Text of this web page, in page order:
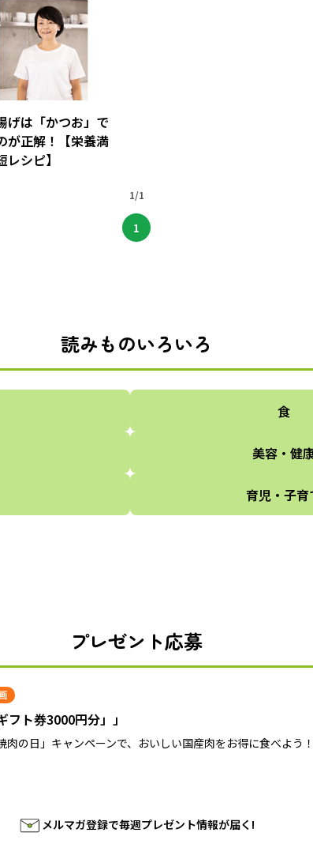
げは「かつお」で
が正解！【栄養満
レシピ】
1/1
1
読みものいろいろ
食
美容・健
育児・子育
プレゼント応募
フト券3000円分」」
肉の日」キャンペーンで、おいしい国産肉をお得に食べよう
メルマガ登録で毎週プレゼント情報が届く!